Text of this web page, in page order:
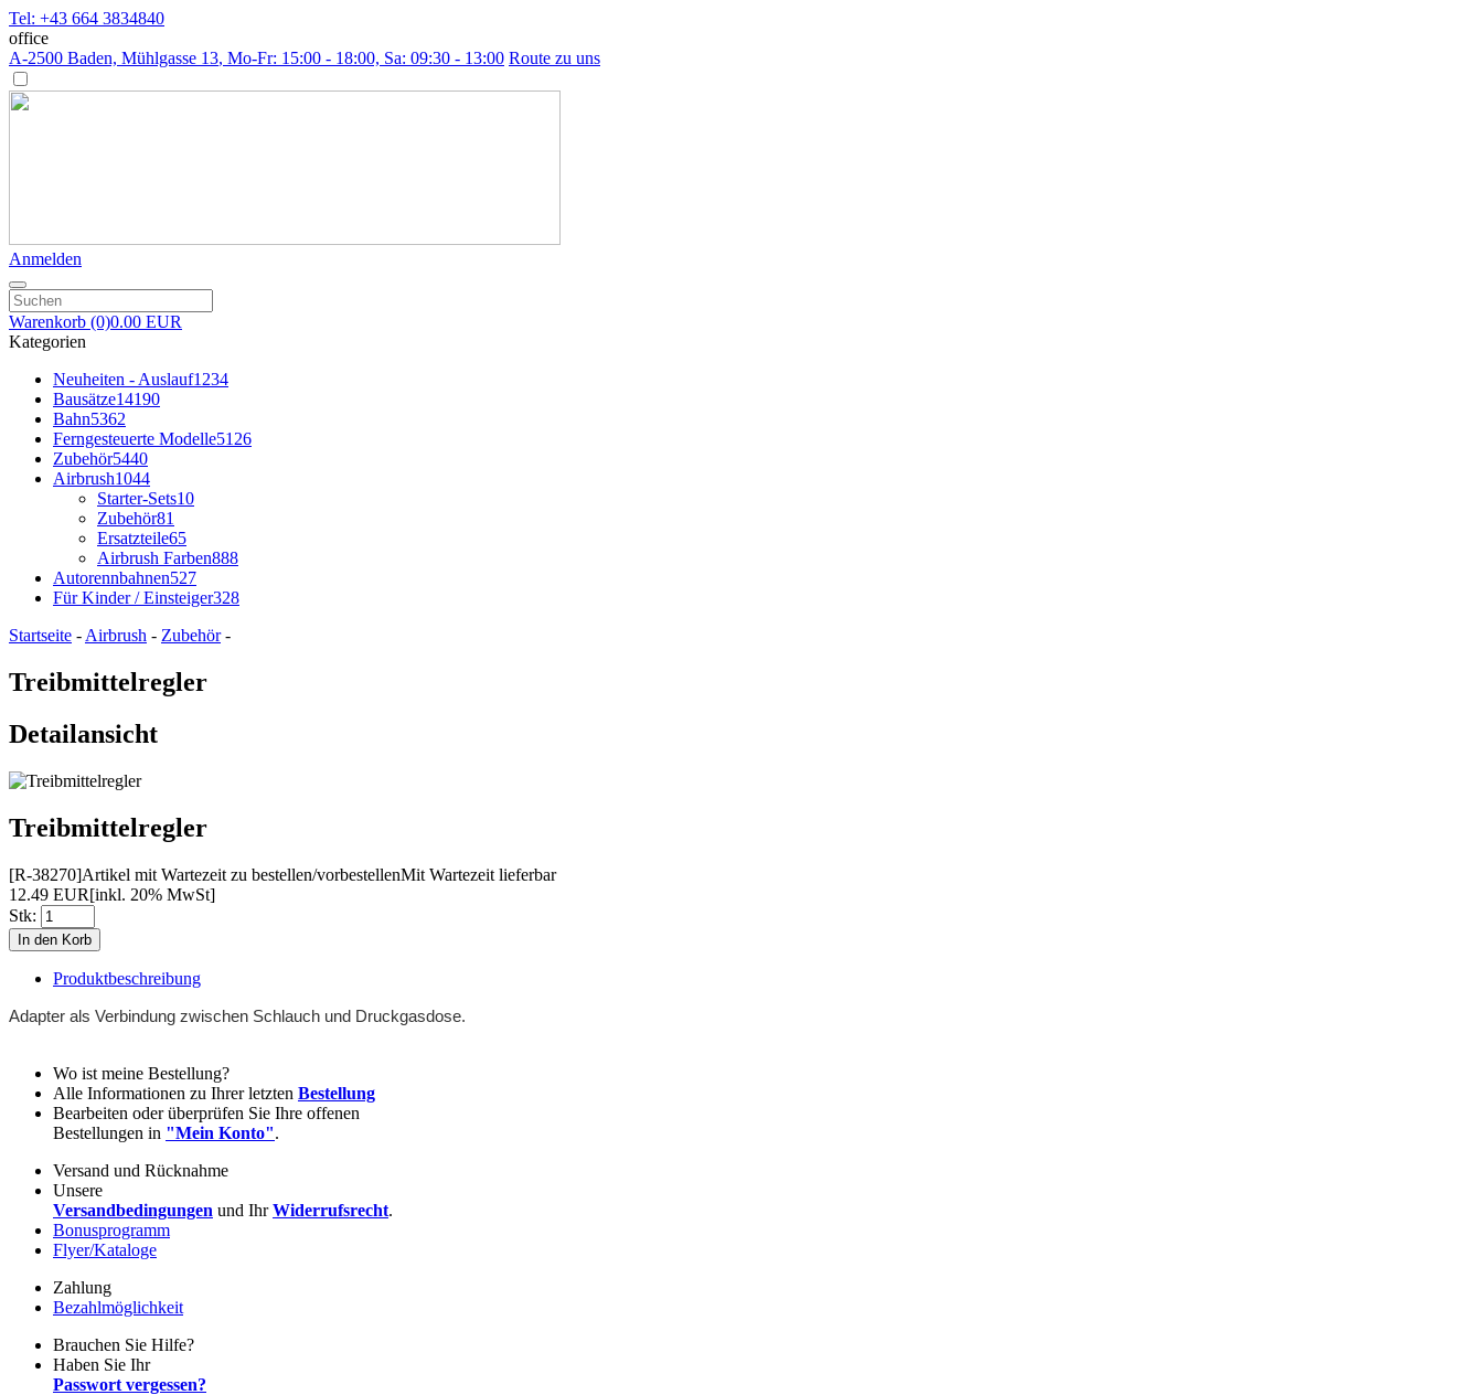
Tel: +43 664 3834840
office
A-2500 Baden, Mühlgasse 13, Mo-Fr: 15:00 - 18:00, Sa: 09:30 - 13:00 Route zu uns
Anmelden
Warenkorb (0)0.00 EUR
Kategorien
Neuheiten - Auslauf1234
Bausätze14190
Bahn5362
Ferngesteuerte Modelle5126
Zubehör5440
Airbrush1044
Starter-Sets10
Zubehör81
Ersatzteile65
Airbrush Farben888
Autorennbahnen527
Für Kinder / Einsteiger328
Startseite - Airbrush - Zubehör-
Treibmittelregler
Detailansicht
Treibmittelregler
[R-38270]Artikel mit Wartezeit zu bestellen/vorbestellenMit Wartezeit lieferbar
12.49 EUR[inkl. 20% MwSt]
Stk:
Produktbeschreibung
Adapter als Verbindung zwischen Schlauch und Druckgasdose.
Wo ist meine Bestellung?
Alle Informationen zu Ihrer letzten Bestellung
Bearbeiten oder überprüfen Sie Ihre offenen
Bestellungen in "Mein Konto".
Versand und Rücknahme
Unsere
Versandbedingungen und IhrWiderrufsrecht.
Bonusprogramm
Flyer/Kataloge
Zahlung
Bezahlmöglichkeit
Brauchen Sie Hilfe?
Haben Sie Ihr
Passwort vergessen?